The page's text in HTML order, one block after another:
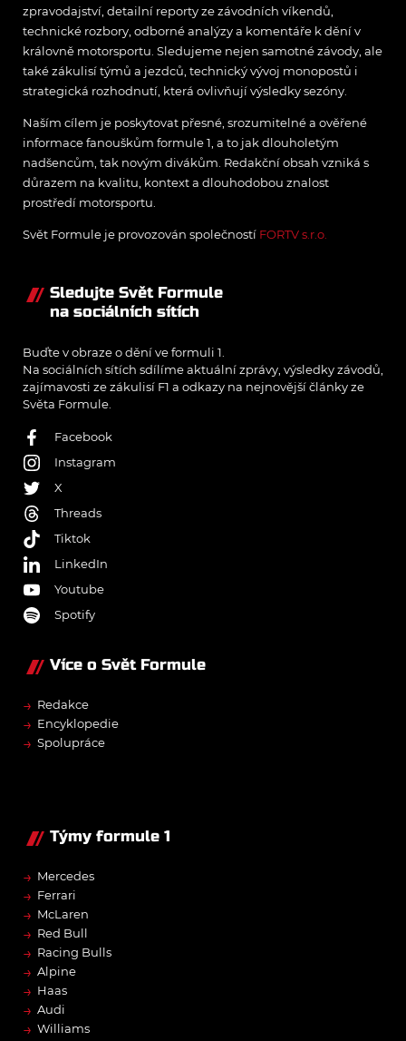
zpravodajství, detailní reporty ze závodních víkendů,
technické rozbory, odborné analýzy a komentáře k dění v
královně motorsportu. Sledujeme nejen samotné závody, ale
také zákulisí týmů a jezdců, technický vývoj monopostů i
strategická rozhodnutí, která ovlivňují výsledky sezóny.
Naším cílem je poskytovat přesné, srozumitelné a ověřené
informace fanouškům formule 1, a to jak dlouholetým
nadšencům, tak novým divákům. Redakční obsah vzniká s
důrazem na kvalitu, kontext a dlouhodobou znalost
prostředí motorsportu.
Svět Formule je provozován společností FORTV s.r.o.
Sledujte Svět Formule
na sociálních sítích
Buďte v obraze o dění ve formuli 1.
Na sociálních sítích sdílíme aktuální zprávy, výsledky závodů,
zajímavosti ze zákulisí F1 a odkazy na nejnovější články ze
Světa Formule.
Facebook
Instagram
X
Threads
Tiktok
LinkedIn
Youtube
Spotify
Více o Svět Formule
→ Redakce
→ Encyklopedie
→ Spolupráce
Týmy formule 1
→ Mercedes
→ Ferrari
→ McLaren
→ Red Bull
→ Racing Bulls
→ Alpine
→ Haas
→ Audi
→ Williams